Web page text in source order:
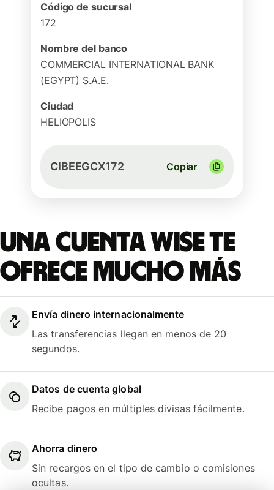
Código de sucursal
172
Nombre del banco
COMMERCIAL INTERNATIONAL BANK
(EGYPT) S.A.E.
Ciudad
HELIOPOLIS
CIBEEGCX172 Copiar
Una cuenta Wise te
ofrece mucho más
Envía dinero internacionalmente
Las transferencias llegan en menos de 20
segundos.
Datos de cuenta global
Recibe pagos en múltiples divisas fácilmente.
Ahorra dinero
Sin recargos en el tipo de cambio o comisiones
ocultas.